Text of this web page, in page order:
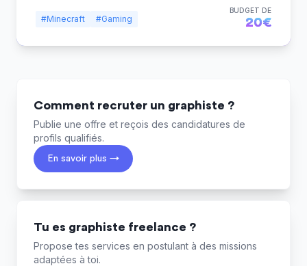
#Minecraft #Gaming
BUDGET DE
20€
Comment recruter un graphiste ?
Publie une offre et reçois des candidatures de
profils qualifiés.
En savoir plus →
Tu es graphiste freelance ?
Propose tes services en postulant à des missions
adaptées à toi.